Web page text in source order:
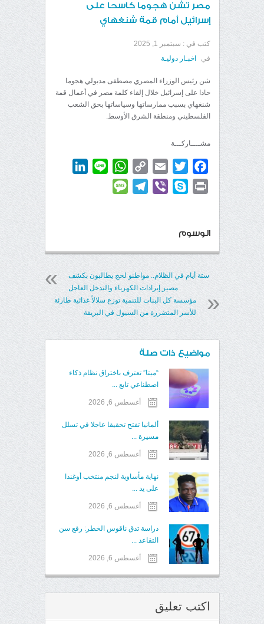
مصر تشن هجوما كاسحا على
إسرائيل أمام قمة شنغهاي
كتب في : سبتمبر 1, 2025
في
اخبـار دوليـة
شن رئيس الوزراء المصري مصطفى مدبولي هجوما
حادا على إسرائيل خلال إلقاء كلمة مصر في أعمال قمة
شنغهاي بسبب ممارساتها وسياساتها بحق الشعب
الفلسطيني ومنطقة الشرق الأوسط.
مشــــاركـــة
Facebook
Twitter
Email
Copy
Link
WhatsApp
Line
Print
Skype
Viber
Telegram
الوسوم
ستة أيام في الظلام.. مواطنو لحج يطالبون بكشف
مصير إيرادات الكهرباء والتدخل العاجل
مؤسسة كل البنات للتنمية توزع سلالاً غذائية طارئة
للأسر المتضررة من السيول في البريقة
مواضيع ذات صلة
“ميتا” تعترف باختراق نظام ذكاء
اصطناعي تابع ...
أغسطس 6, 2026
ألمانيا تفتح تحقيقا عاجلا في تسلل
مسيرة ...
أغسطس 6, 2026
نهاية مأساوية لنجم منتخب أوغندا
على يد ...
أغسطس 6, 2026
دراسة تدق ناقوس الخطر: رفع سن
التقاعد ...
أغسطس 6, 2026
اكتب تعليق